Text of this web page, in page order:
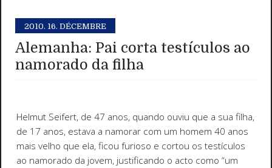
2010. 16. DÉCEMBRE
Alemanha: Pai corta testículos ao
namorado da filha
Helmut Seifert, de 47 anos, quando ouviu que a sua filha,
de 17 anos, estava a namorar com um homem 40 anos
mais velho que ela, ficou furioso e cortou os testículos
ao namorado da jovem, justificando o acto como “um